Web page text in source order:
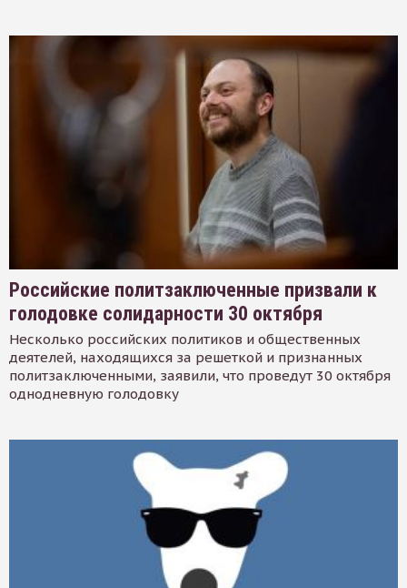
Российские политзаключенные призвали к
голодовке солидарности 30 октября
Несколько российских политиков и общественных
деятелей, находящихся за решеткой и признанных
политзаключенными, заявили, что проведут 30 октября
однодневную голодовку